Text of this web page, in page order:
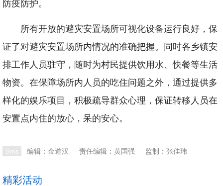
防疫防护。
所有开放的避灾安置场所可视化设备运行良好，保
证了对避灾安置场所内情况的准确把握。同时各乡镇安
排工作人员驻守，随时为村民提供饮用水、快餐等生活
物资。在保障场所内人员的吃住问题之外，通过提供多
样化的娱乐项目，积极疏导群众心理，保证转移人员在
安置点内住的放心，呆的安心。
Sms 编辑：金道汉 责任编辑：黄国强 监制：张佳玮
精彩活动